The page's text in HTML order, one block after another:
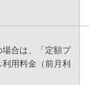
合は、「定額プ
用料金（前月利